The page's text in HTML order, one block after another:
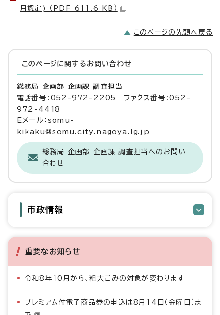
月認定) （PDF 611.6 KB）
このページの先頭へ戻る
このページに関する お問い合わせ
総務局 企画部 企画課 調査担当
電話番号：052-972-2205 ファクス番号：052-
972-4418
Eメール：somu-
kikaku@somu.city.nagoya.lg.jp
総務局 企画部 企画課 調査担当へのお問い
合わせ
市政情報
重要なお知らせ
令和8年10月から、粗大ごみの対象が変わります
プレミアム付電子商品券の申込は8月14日（金曜日）ま